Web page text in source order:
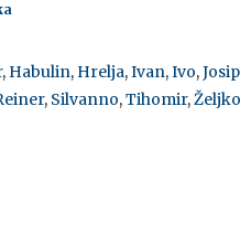
, Habulin, Hrelja,Ivan,Ivo,
, Silvanno,Tihomir,Željko